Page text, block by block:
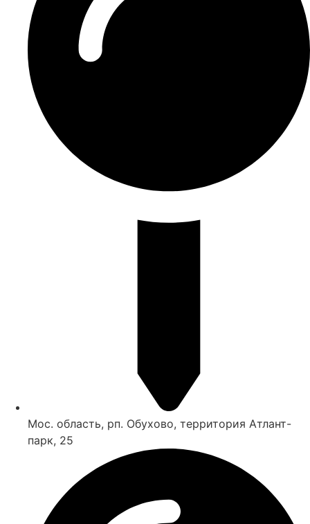
Мос. область, рп. Обухово, территория Атлант-
парк, 25